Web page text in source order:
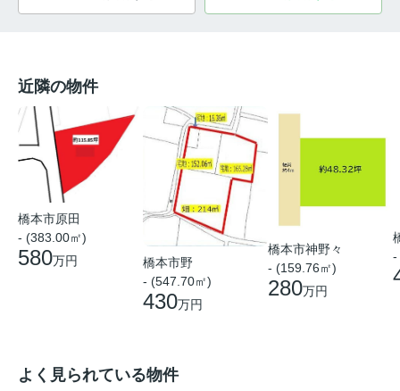
近隣の物件
橋本市原田
- (383.00㎡)
580万円
橋本市野
- (547.70㎡)
430万円
橋本市神野々
- (159.76㎡)
280万円
-
よく見られている物件